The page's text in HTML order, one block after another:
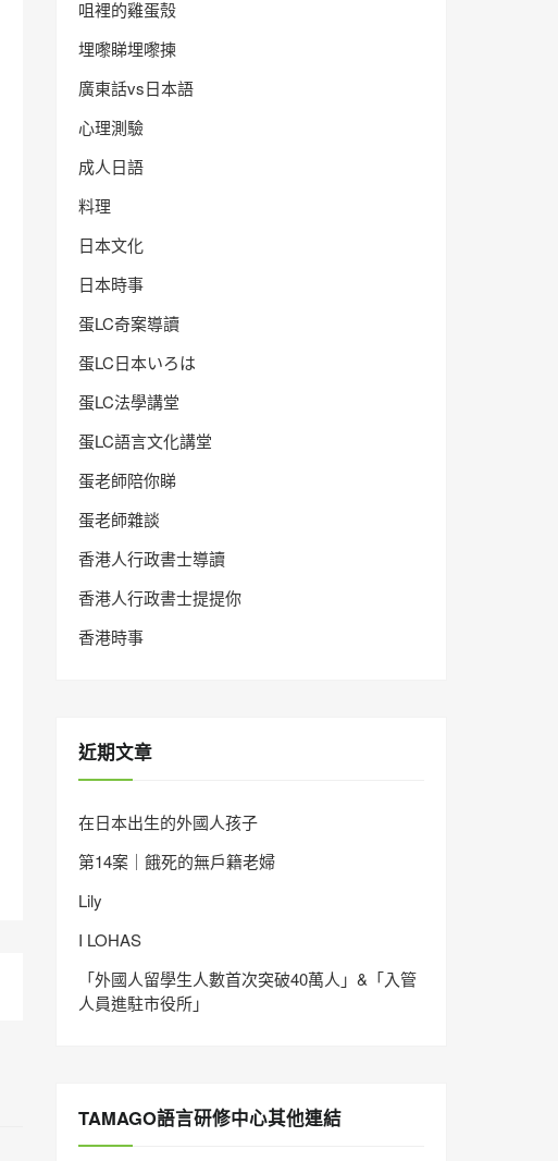
咀裡的雞蛋殼
埋嚟睇埋嚟揀
廣東話vs日本語
心理測驗
成人日語
料理
日本文化
日本時事
蛋LC奇案導讀
蛋LC日本いろは
蛋LC法學講堂
蛋LC語言文化講堂
蛋老師陪你睇
蛋老師雜談
香港人行政書士導讀
香港人行政書士提提你
香港時事
近期文章
在日本出生的外國人孩子
第14案｜餓死的無戶籍老婦
Lily
I LOHAS
「外國人留學生人數首次突破40萬人」&「入管
人員進駐市役所」
TAMAGO語言研修中心其他連結